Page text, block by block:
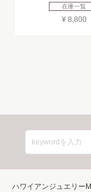
在庫一覧
¥ 8,800
ハワイアンジュエリー